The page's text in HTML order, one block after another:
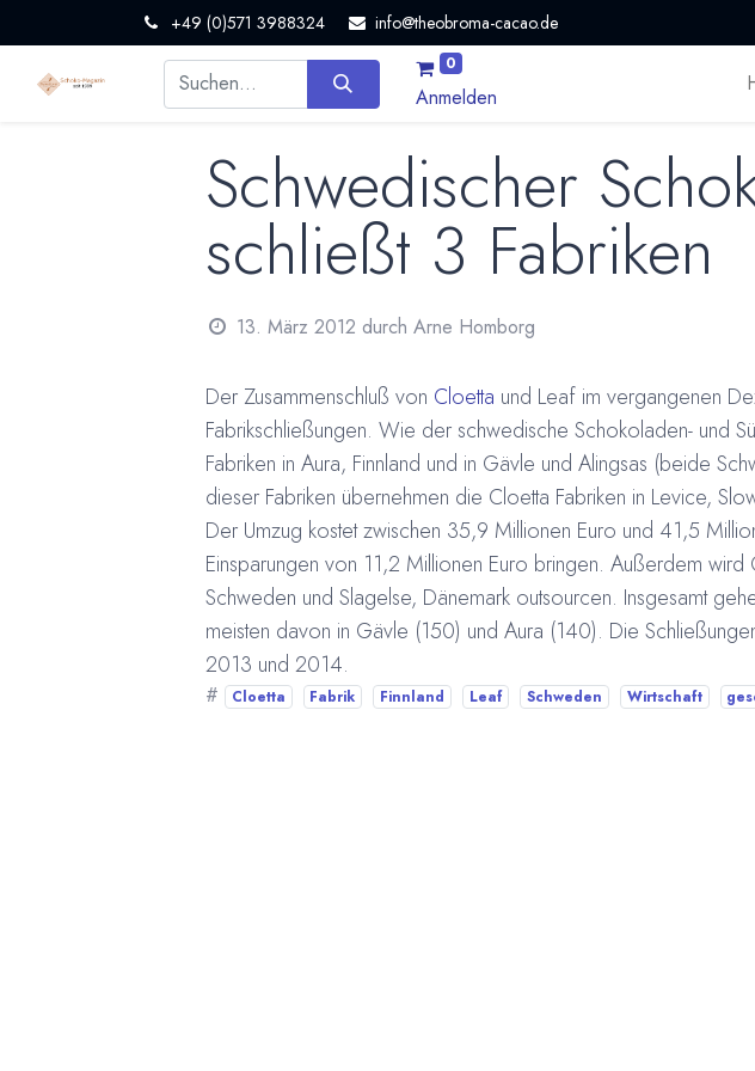
+49 (0)571 3988324 info@theobroma-cacao.de
0
Anmelden
Schwedischer
schließt 3 Fabriken
13. März 2012 durch Arne Homborg
Der Zusammenschluß von Cloetta und Leaf im vergangenen
Fabrikschließungen. Wie der schwedische Schokoladen- und
Fabriken in Aura, Finnland und in Gävle und Alingsas (beide
dieser Fabriken übernehmen die Cloetta Fabriken in Levice,
Der Umzug kostet zwischen 35,9 Millionen Euro und 41,5
Einsparungen von 11,2 Millionen Euro bringen. Außerdem
Schweden und Slagelse, Dänemark outsourcen. Insgesamt
meisten davon in Gävle (150) und Aura (140). Die
2013 und 2014.
# Cloetta Fabrik Finnland Leaf Schweden Wirtschaft